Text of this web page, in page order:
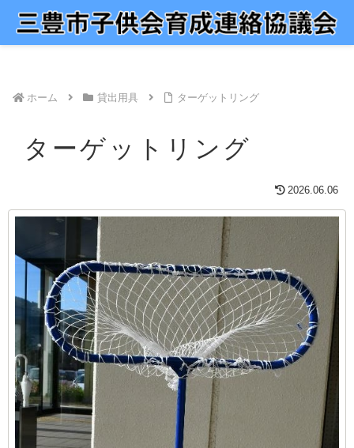
ホーム 貸出用具 ターゲットリング
ターゲットリング
2026.06.06